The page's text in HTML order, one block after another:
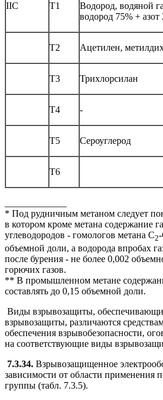
IIС Т1
Водород, водяной
водород 75% + азот
Т2 Ацетилен,
Т3 Трихлорсилан
Т4 -
Т5 Сероуглерод
Т6
* Под рудничным метаном следует
в котором кроме метана содержание
углеводородов - гомологов метана С2
объемной доли, а водорода впробах
после бурения - не более 0,002
горючих газов.
** В промышленном метане
составлять до 0,15 объемной доли.
Виды взрывозащиты,
взрывозащиты, различаются
обеспечения взрывобезопасности,
на соответствующие виды
7.3.34. Взрывозащищенное
зависимости от области применения
группы (табл. 7.3.5).